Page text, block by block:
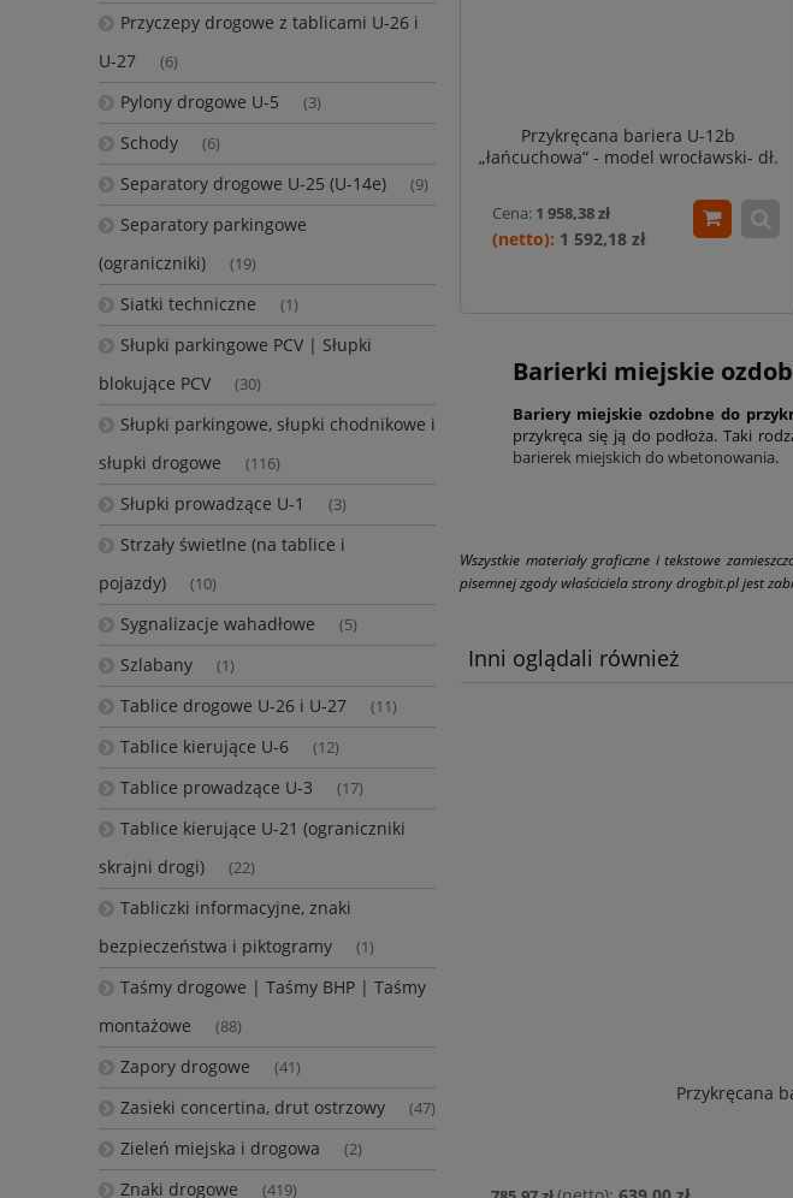
Przyczepy drogowe z tablicami U-26 i
U-27
(6)
Pylony drogowe U-5 (3)
Schody (6)
Separatory drogowe U-25 (U-14e) (9)
Separatory parkingowe
(ograniczniki)
(19)
Siatki techniczne (1)
Słupki parkingowe PCV | Słupki
blokujące PCV
(30)
Słupki parkingowe, słupki chodnikowe i
słupki drogowe
(116)
Słupki prowadzące U-1 (3)
Strzały świetlne (na tablice i
pojazdy)
(10)
Sygnalizacje wahadłowe (5)
Szlabany (1)
Tablice drogowe U-26 i U-27 (11)
Tablice kierujące U-6 (12)
Tablice prowadzące U-3 (17)
Tablice kierujące U-21 (ograniczniki
skrajni drogi)
(22)
Tabliczki informacyjne, znaki
bezpieczeństwa i piktogramy
(1)
Taśmy drogowe | Taśmy BHP | Taśmy
montażowe
(88)
Zapory drogowe (41)
Zasieki concertina, drut ostrzowy (47)
Zieleń miejska i drogowa (2)
Znaki drogowe (419)
Przykręcana bariera U-12b
„łańcuchowa“ - model wrocławski- dł.
Cena: 1 958,38 zł
1 592,18 zł
Barierki miejskie
Bariery miejskie ozdobne do
przykręca się ją do podłoża. Taki
barierek miejskich do wbetonowania.
Wszystkie materiały graficzne i tekstowe
pisemnej zgody właściciela strony drogbit.pl jest
Inni oglądali również
Przykręcana